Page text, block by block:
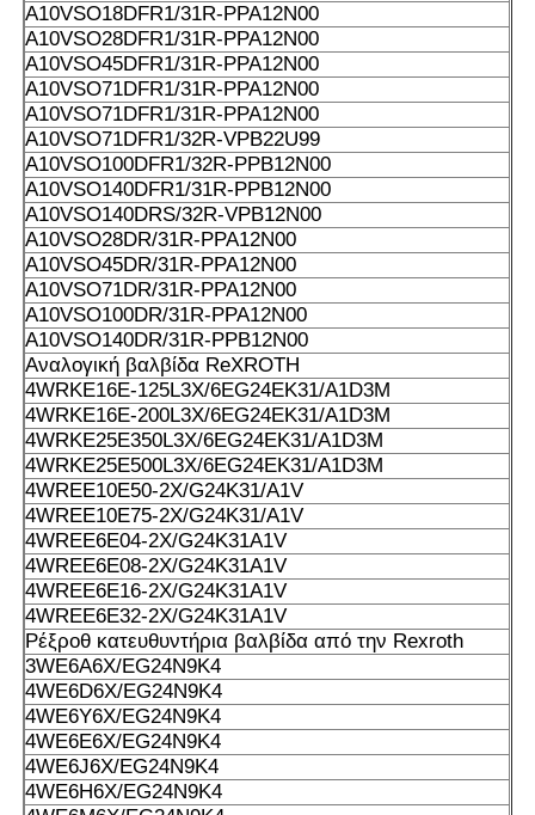
Α10VSO18DFR1/31R-PPA12N00
Α10VSO28DFR1/31R-PPA12N00
Α10VSO45DFR1/31R-PPA12N00
Α10VSO71DFR1/31R-PPA12N00
Α10VSO71DFR1/31R-PPA12N00
Α10VSO71DFR1/32R-VPB22U99
Α10VSO100DFR1/32R-PPB12N00
Α10VSO140DFR1/31R-PPB12N00
Α10VSO140DRS/32R-VPB12N00
Α10VSO28DR/31R-PPA12N00
Α10VSO45DR/31R-PPA12N00
Α10VSO71DR/31R-PPA12N00
Α10VSO100DR/31R-PPA12N00
Α10VSO140DR/31R-PPB12N00
Αναλογική βαλβίδα ReXROTH
4WRKE16E-125L3X/6EG24EK31/A1D3M
4WRKE16E-200L3X/6EG24EK31/A1D3M
4WRKE25E350L3X/6EG24EK31/A1D3M
4WRKE25E500L3X/6EG24EK31/A1D3M
4WREE10E50-2X/G24K31/A1V
4WREE10E75-2X/G24K31/A1V
4WREE6E04-2X/G24K31A1V
4WREE6E08-2X/G24K31A1V
4WREE6E16-2X/G24K31A1V
4WREE6E32-2X/G24K31A1V
Ρέξροθ κατευθυντήρια βαλβίδα από την Rexroth
3WE6A6X/EG24N9K4
4WE6D6X/EG24N9K4
4WE6Y6X/EG24N9K4
4WE6E6X/EG24N9K4
4WE6J6X/EG24N9K4
4WE6H6X/EG24N9K4